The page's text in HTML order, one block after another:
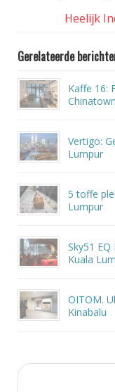
Heelijk
Gerelateerde
Kaffe 16:
Vertigo:
Lumpur
5 toffe
Lumpur
Sky51
Kuala
OITOM.
Kinabalu